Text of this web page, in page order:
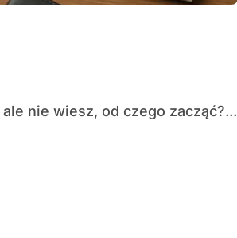
nie wiesz, od czego zacząć?...